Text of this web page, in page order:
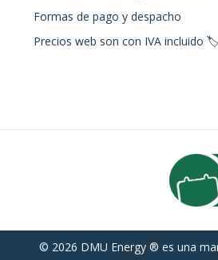
Formas de pago y despacho
Precios web son con IVA incluido 🏷️
© 2026 DMU Energy ® es una